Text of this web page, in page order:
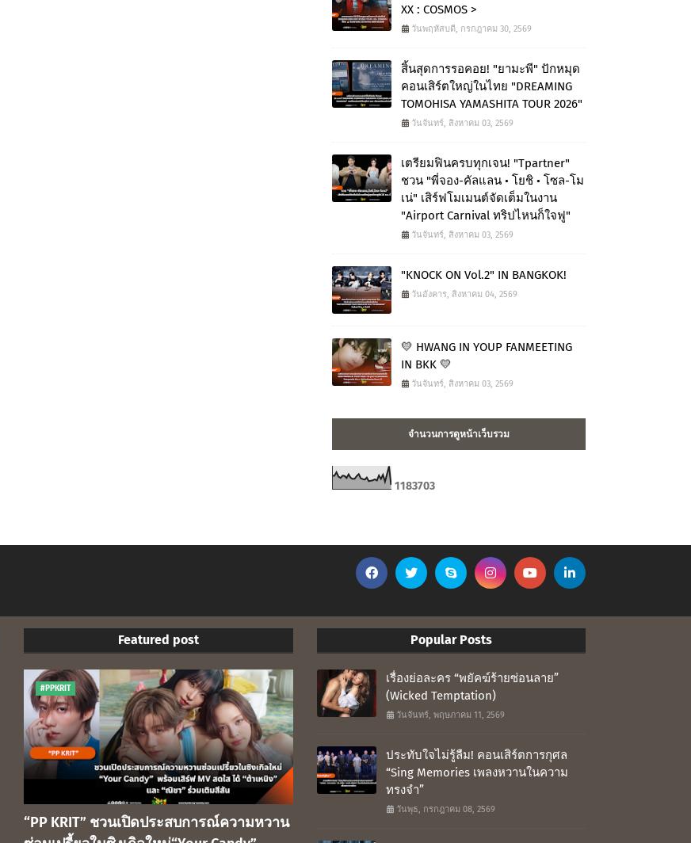
XX : COSMOS >
วันพฤหัสบดี, กรกฎาคม 30, 2569
สิ้นสุดการรอคอย! "ยามะพี" ปักหมุด
คอนเสิร์ตใหญ่ในไทย "DREAMING
TOMOHISA YAMASHITA TOUR 2026"
วันจันทร์, สิงหาคม 03, 2569
เตรียมฟินครบทุกเจน! "Tpartner"
ชวน "พี่จอง-คัลแลน • โยชิ • โซล-โม
เน่" เสิร์ฟโมเมนต์จัดเต็มในงาน
"Airport Carnival ทริปไหนก็ใจฟู"
วันจันทร์, สิงหาคม 03, 2569
"KNOCK ON Vol.2" IN BANGKOK!
วันอังคาร, สิงหาคม 04, 2569
💛 HWANG IN YOUP FANMEETING
IN BKK 💛
วันจันทร์, สิงหาคม 03, 2569
จำนวนการดูหน้าเว็บรวม
1183703
Featured post
#PPKRIT
“PP KRIT” ชวนเปิดประสบการณ์ความหวาน
Popular Posts
เรื่องย่อละคร “พยัคฆ์ร้ายซ่อนลาย”
(Wicked Temptation)
วันจันทร์, พฤษภาคม 11, 2569
ประทับใจไม่รู้ลืม! คอนเสิร์ตการกุศล
“Sing Memories เพลงหวานในความ
ทรงจำ”
วันพุธ, กรกฎาคม 08, 2569